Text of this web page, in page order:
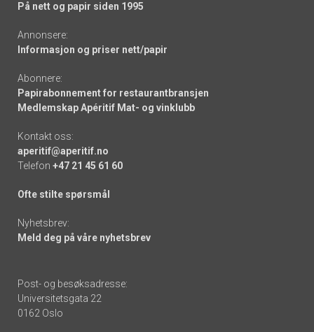
På nett og papir siden 1995
Annonsere:
Informasjon og priser nett/papir
Abonnere:
Papirabonnement for restaurantbransjen
Medlemskap Apéritif Mat- og vinklubb
Kontakt oss:
aperitif@aperitif.no
Telefon +47 21 45 61 60
Ofte stilte spørsmål
Nyhetsbrev:
Meld deg på våre nyhetsbrev
Post- og besøksadresse:
Universitetsgata 22
0162 Oslo